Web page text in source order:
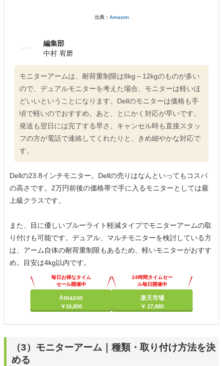
出典： Amazon
編集部
中村 宥磨
モニターアームは、耐荷重制限は8kg～12kgのものが多い
ので、デュアルモニターを考えた場合、モニターは軽いほ
どいいということになります。Dellのモニターは価格も手
頃で軽いのでおすすめ。あと、とにかく対応が早いです。
発送も翌日には完了する早さ。キャンセル時も直接スタッ
フの方が電話で連絡してくれたりと、きめ細やかな対応で
す。
Dellの23.8インチモニター。Dellの売りはなんといってもコスパ
の高さです。2万円前後の価格帯で手に入るモニターとしては最
上級クラスです。
また、目に優しいブルーライト軽減タイプでモニターアームの取
り付けも可能です。デュアル、マルチモニターを検討している方
は、アーム自体の耐荷重制限もあるため、軽いモニターがおすす
め。目安は4kg以内です。
毎日お得なタイム
セール開催中
Amazon
￥16,800
24時間タイムセー
ル毎日開催中
楽天市場
￥ 27,880
（3）モニターアーム｜種類・取り付け方法を決
める